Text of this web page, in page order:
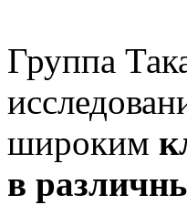
Группа
широким
в